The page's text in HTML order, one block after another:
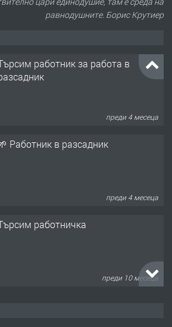
равнодушните. Борис Крутиер
работник за работа в
преди 4 месеца
Работник в разсадник
преди 4 месеца
работничка
преди 10 месеца